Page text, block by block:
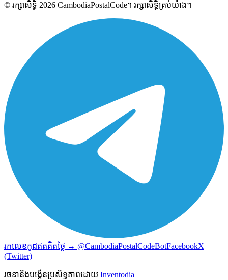
© រក្សាសិទ្ធិ 2026 CambodiaPostalCode។ រក្សាសិទ្ធិគ្រប់យ៉ាង។
រកលេខកូដឥតគិតថ្លៃ → @CambodiaPostalCodeBotFacebookX
(Twitter)
រចនានិងបង្កើនប្រសិទ្ធភាពដោយ Inventodia